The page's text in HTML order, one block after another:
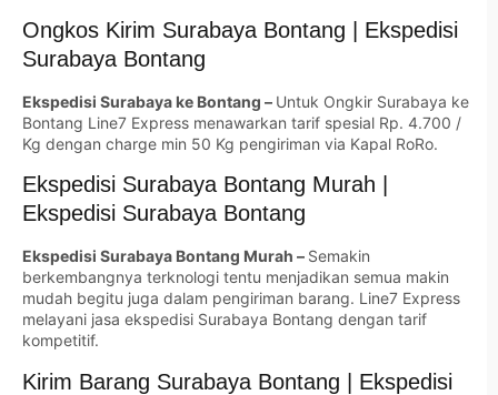
Ongkos Kirim Surabaya Bontang | Ekspedisi
Surabaya Bontang
Ekspedisi Surabaya ke Bontang – Untuk Ongkir Surabaya ke
Bontang Line7 Express menawarkan tarif spesial Rp. 4.700 /
Kg dengan charge min 50 Kg pengiriman via Kapal RoRo.
Ekspedisi Surabaya Bontang Murah |
Ekspedisi Surabaya Bontang
Ekspedisi Surabaya Bontang Murah – Semakin
berkembangnya terknologi tentu menjadikan semua makin
mudah begitu juga dalam pengiriman barang. Line7 Express
melayani jasa ekspedisi Surabaya Bontang dengan tarif
kompetitif.
Kirim Barang Surabaya Bontang | Ekspedisi